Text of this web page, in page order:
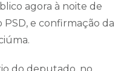
agora à noite de
PSD, e confirmação da